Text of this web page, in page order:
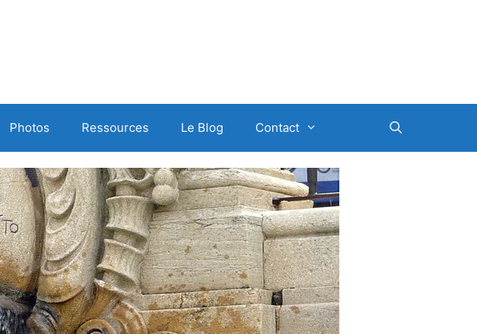
Photos Ressources Le Blog Contact